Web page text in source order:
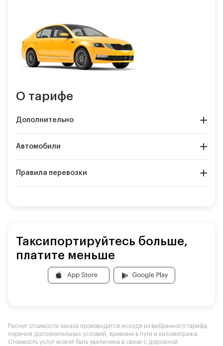
О тарифе
Дополнительно
Автомобили
Правила перевозки
Таксипортируйтесь больше,
платите меньше
Расчет стоимости заказа производится исходя из выбранного тарифа,
перечня дополнительных условий, времени в пути и километража.
Стоимость услуг может быть увеличена в связи с дорожной